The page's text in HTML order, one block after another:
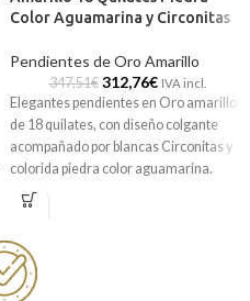
Color Aguamarina y Circonitas
Pendientes de Oro Amarillo
347,51€ 312,76€ IVA incl.
Elegantes pendientes en Oro amarillo
de 18 quilates, con diseño colgante
acompañado por blancas Circonitas y
colorida piedra color aguamarina.